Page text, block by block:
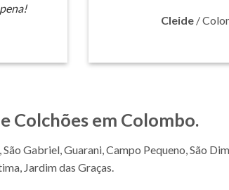
Cleide /
Colchões em Colombo.
Gabriel, Guarani, Campo Pequeno, São
Jardim das Graças.